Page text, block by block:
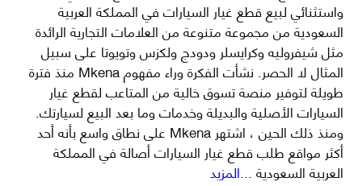
واستثنائي لبيع قطع غيار السيارات في المملكة العربية
السعودية من مجموعة متنوعة من العلامات التجارية الرائدة
مثل شيفروليه وكرايسلر ودودج ولكزس وتويوتا على سبيل
المثال لا الحصر. نشأت الفكرة وراء مفهوم Mkena منذ فترة
طويلة لتوفير منصة تسوق خالية من المتاعب لقطع غيار
السيارات الأصلية والبديلة وخدمات وما بعد البيع لسيارتك.
ومنذ ذلك الحين ، اشتهر Mkena على نطاق واسع بأنه أحد
أكثر مواقع طلب قطع غيار السيارات أصالة في المملكة
العربية السعودية...المزيد